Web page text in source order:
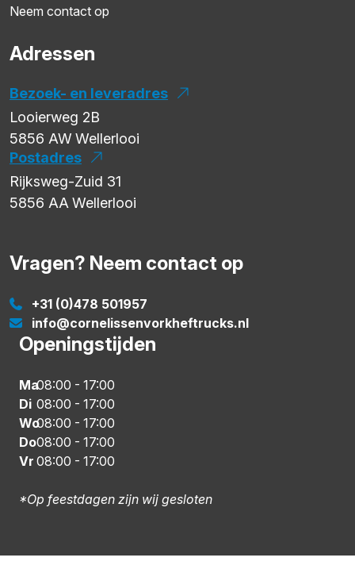
Neem contact op
Adressen
Bezoek- en leveradres
Looierweg 2B
5856 AW Wellerlooi
Postadres
Rijksweg-Zuid 31
5856 AAWellerlooi
Vragen? Neem contact op
+31 (0)478 501957
info@cornelissenvorkheftrucks.nl
Openingstijden
Ma08:00 - 17:00
Di 08:00 - 17:00
Wo08:00 - 17:00
Do08:00 - 17:00
Vr 08:00 - 17:00
*Op feestdagen zijn wij gesloten